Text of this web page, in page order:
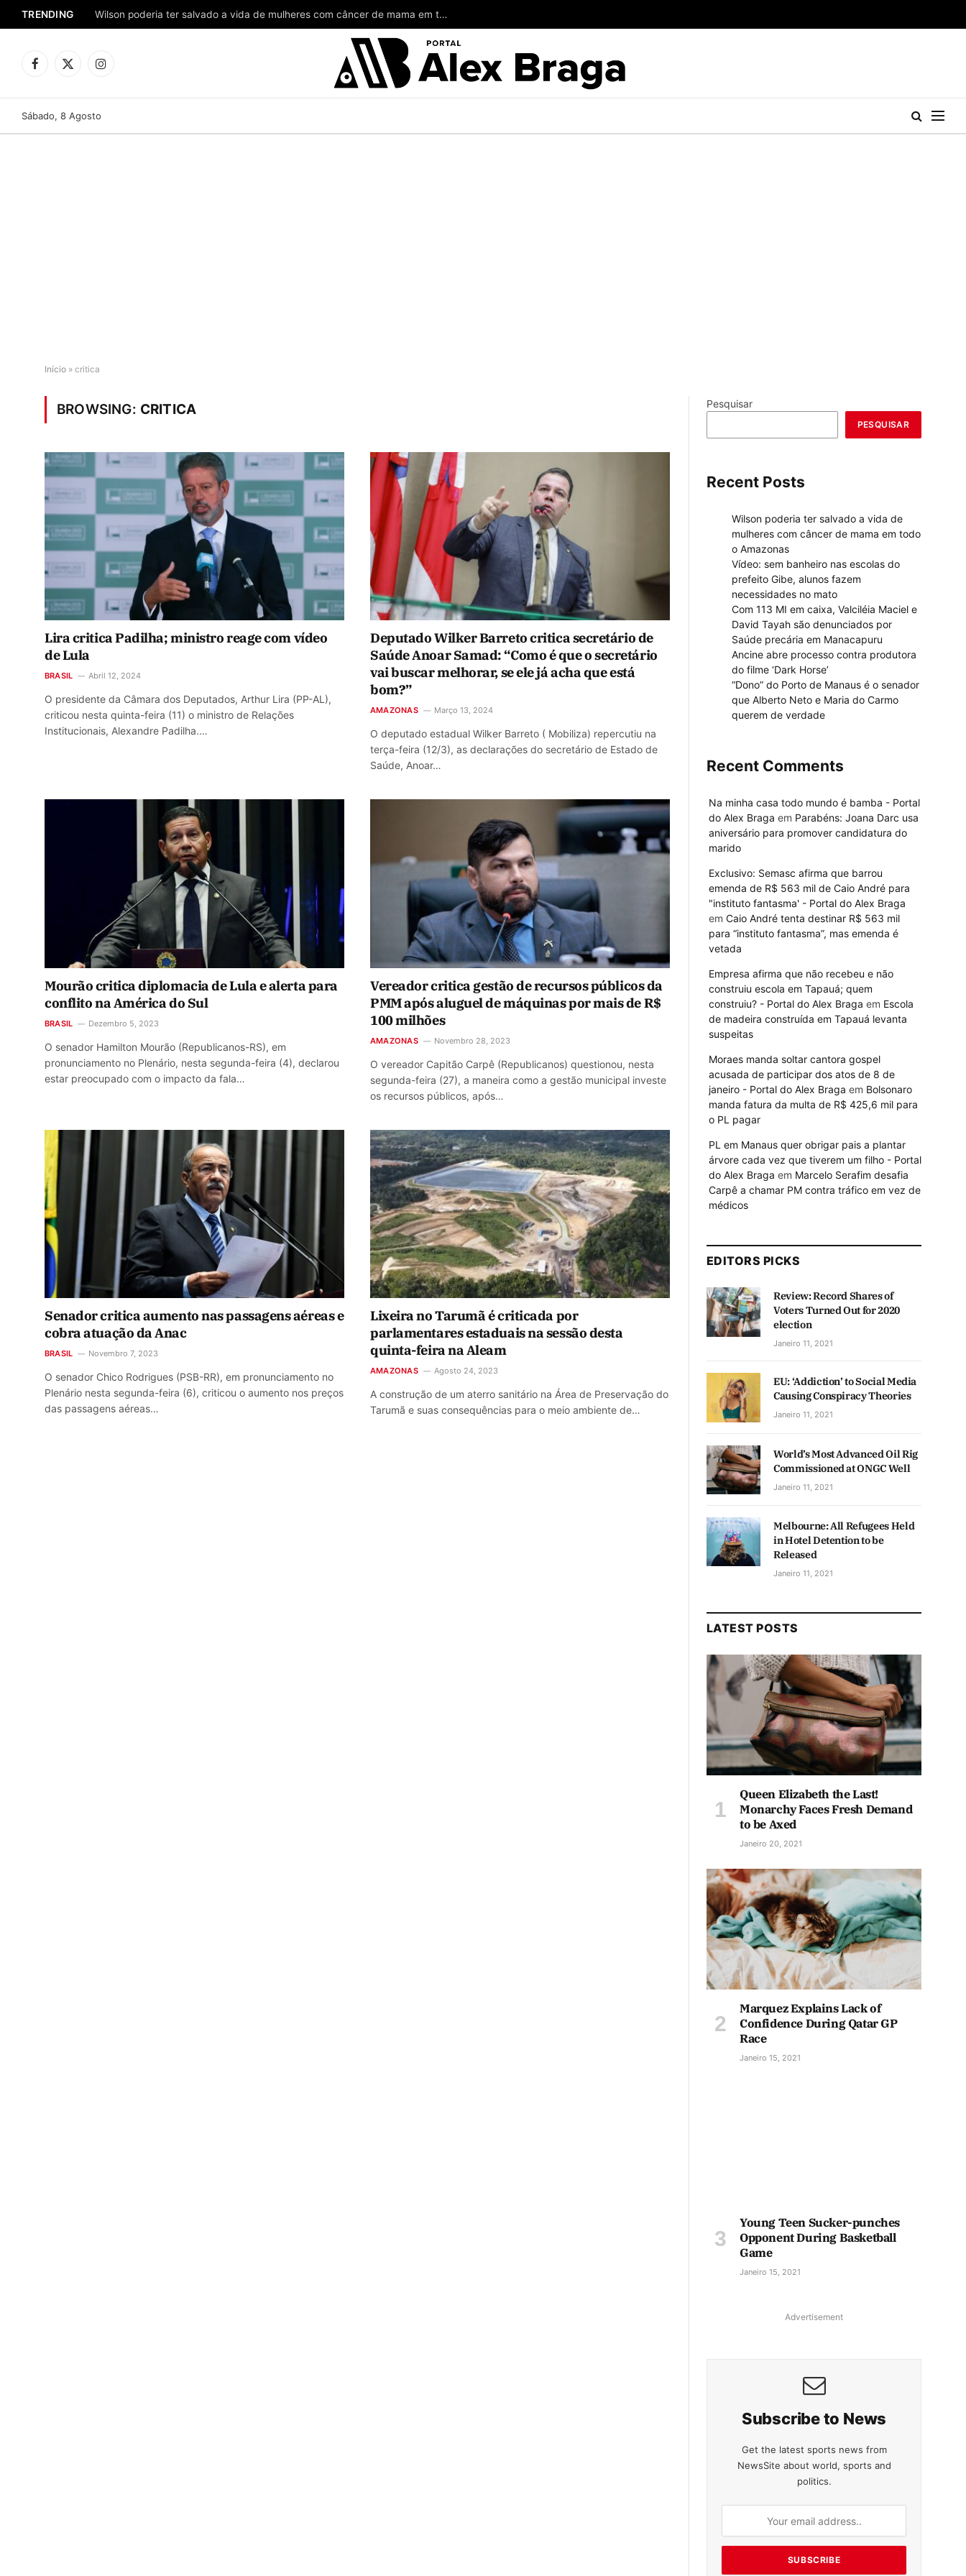
TRENDING Wilson poderia ter salvado a vida de mulheres com câncer de mama em todo o Amazonas
Facebook
X
Instagram
Sábado, 8 Agosto
Início » critica
BROWSING: CRITICA
Lira critica Padilha; ministro reage com vídeo
de Lula
BRASIL Abril 12, 2024
O presidente da Câmara dos Deputados, Arthur Lira (PP-AL),
criticou nesta quinta-feira (11) o ministro de Relações
Institucionais, Alexandre Padilha.…
Deputado Wilker Barreto critica secretário de
Saúde Anoar Samad: “Como é que o secretário
vai buscar melhorar, se ele já acha que está
bom?”
AMAZONAS Março 13, 2024
O deputado estadual Wilker Barreto ( Mobiliza) repercutiu na
terça-feira (12/3), as declarações do secretário de Estado de
Saúde, Anoar…
Mourão critica diplomacia de Lula e alerta para
conflito na América do Sul
BRASIL Dezembro 5, 2023
O senador Hamilton Mourão (Republicanos-RS), em
pronunciamento no Plenário, nesta segunda-feira (4), declarou
estar preocupado com o impacto da fala…
Vereador critica gestão de recursos públicos da
PMM após aluguel de máquinas por mais de R$
100 milhões
AMAZONAS Novembro 28, 2023
O vereador Capitão Carpê (Republicanos) questionou, nesta
segunda-feira (27), a maneira como a gestão municipal investe
os recursos públicos, após…
Senador critica aumento nas passagens aéreas e
cobra atuação da Anac
BRASIL Novembro 7, 2023
O senador Chico Rodrigues (PSB-RR), em pronunciamento no
Plenário nesta segunda-feira (6), criticou o aumento nos preços
das passagens aéreas…
Lixeira no Tarumã é criticada por
parlamentares estaduais na sessão desta
quinta-feira na Aleam
AMAZONAS Agosto 24, 2023
A construção de um aterro sanitário na Área de Preservação do
Tarumã e suas consequências para o meio ambiente de…
Pesquisar
PESQUISAR
Recent Posts
Wilson poderia ter salvado a vida de
mulheres com câncer de mama em todo
o Amazonas
Vídeo: sem banheiro nas escolas do
prefeito Gibe, alunos fazem
necessidades no mato
Com 113 MI em caixa, Valciléia Maciel e
David Tayah são denunciados por
Saúde precária em Manacapuru
Ancine abre processo contra produtora
do filme ‘Dark Horse’
“Dono” do Porto de Manaus é o senador
que Alberto Neto e Maria do Carmo
querem de verdade
Recent Comments
Na minha casa todo mundo é bamba - Portal
do Alex Braga em Parabéns: Joana Darc usa
aniversário para promover candidatura do
marido
Exclusivo: Semasc afirma que barrou
emenda de R$ 563 mil de Caio André para
"instituto fantasma' - Portal do Alex Braga
em Caio André tenta destinar R$ 563 mil
para “instituto fantasma”, mas emenda é
vetada
Empresa afirma que não recebeu e não
construiu escola em Tapauá; quem
construiu? - Portal do Alex Braga em Escola
de madeira construída em Tapauá levanta
suspeitas
Moraes manda soltar cantora gospel
acusada de participar dos atos de 8 de
janeiro - Portal do Alex Braga em Bolsonaro
manda fatura da multa de R$ 425,6 mil para
o PL pagar
PL em Manaus quer obrigar pais a plantar
árvore cada vez que tiverem um filho - Portal
do Alex Braga em Marcelo Serafim desafia
Carpê a chamar PM contra tráfico em vez de
médicos
EDITORS PICKS
Review: Record Shares of
Voters Turned Out for 2020
election
Janeiro 11, 2021
EU: ‘Addiction’ to Social Media
Causing Conspiracy Theories
Janeiro 11, 2021
World’s Most Advanced Oil Rig
Commissioned at ONGC Well
Janeiro 11, 2021
Melbourne: All Refugees Held
in Hotel Detention to be
Released
Janeiro 11, 2021
LATEST POSTS
Queen Elizabeth the Last!
Monarchy Faces Fresh Demand
to be Axed
Janeiro 20, 2021
Marquez Explains Lack of
Confidence During Qatar GP
Race
Janeiro 15, 2021
Young Teen Sucker-punches
Opponent During Basketball
Game
Janeiro 15, 2021
Advertisement
Subscribe to News
Get the latest sports news from
NewsSite about world, sports and
politics.